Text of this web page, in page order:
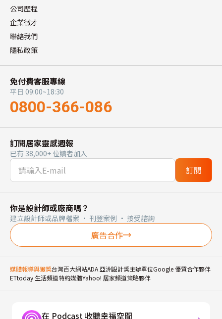
公司歷程
企業徵才
聯絡我們
隱私政策
免付費客服專線
平日 09:00~18:30
0800-366-086
訂閱居家靈感週報
已有 38,000+ 位讀者加入
訂閱
你是設計師或廠商嗎？
建立設計師或品牌檔案 · 刊登案例 · 接受諮詢
廣告合作
媒體報導與獲獎台灣百大網站ADA 亞洲設計獎主辦單位Google 優質合作夥伴
ETtoday 生活頻道特約媒體Yahoo! 居家頻道策略夥伴
在 Podcast 收聽幸福空間